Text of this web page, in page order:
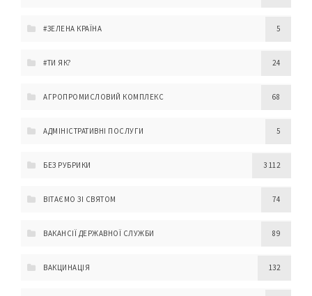
#ЗЕЛЕНА КРАЇНА 5
#ТИ ЯК? 24
АГРОПРОМИСЛОВИЙ КОМПЛЕКС 68
АДМІНІСТРАТИВНІ ПОСЛУГИ 5
БЕЗ РУБРИКИ 3 112
ВІТАЄМО ЗІ СВЯТОМ 74
ВАКАНСІЇ ДЕРЖАВНОЇ СЛУЖБИ 89
ВАКЦИНАЦІЯ 132